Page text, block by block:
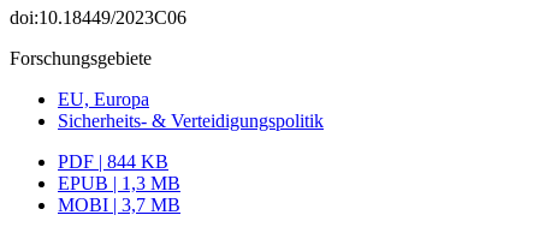
doi:10.18449/2023C06
Forschungsgebiete
EU, Europa
Sicherheits- & Verteidigungspolitik
PDF | 844 KB
EPUB | 1,3 MB
MOBI | 3,7 MB